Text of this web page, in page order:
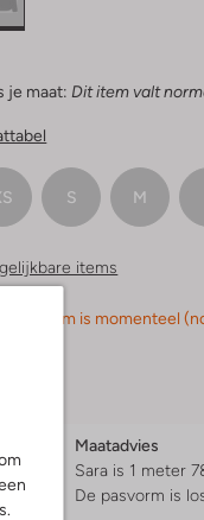
je maat: Dit item valt
S M
items
dit item is momenteel
Maatadvies
Sara is 1 meter
De pasvorm is